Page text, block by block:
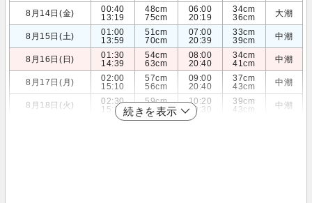
8月14日(金)
00:40
13:19
48cm
75cm
06:00
20:19
34cm
36cm
大潮
8月15日(土)
01:00
13:59
51cm
70cm
07:00
20:39
33cm
39cm
中潮
8月16日(日)
01:30
14:39
54cm
63cm
08:00
20:40
34cm
41cm
中潮
8月17日(月)
02:00
15:10
57cm
56cm
09:00
20:40
37cm
43cm
中潮
8月18日(火)
02:30
15:39
59cm
49cm
10:20
20:30
39cm
43cm
中潮
続きを表示